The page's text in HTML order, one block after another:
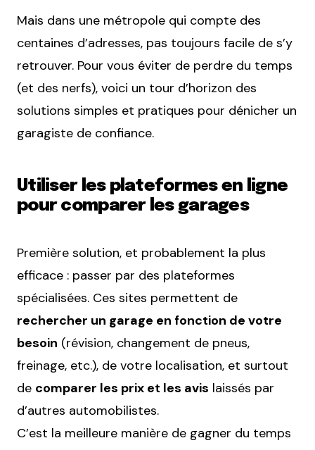
Mais dans une métropole qui compte des
centaines d’adresses, pas toujours facile de s’y
retrouver. Pour vous éviter de perdre du temps
(et des nerfs), voici un tour d’horizon des
solutions simples et pratiques pour dénicher un
garagiste de confiance.
Utiliser les plateformes en ligne
pour comparer les garages
Première solution, et probablement la plus
efficace : passer par des plateformes
spécialisées. Ces sites permettent de
rechercher un garage en fonction de votre
besoin (révision, changement de pneus,
freinage, etc.), de votre localisation, et surtout
de comparer les prix et les avis laissés par
d’autres automobilistes.
C’est la meilleure manière de gagner du temps